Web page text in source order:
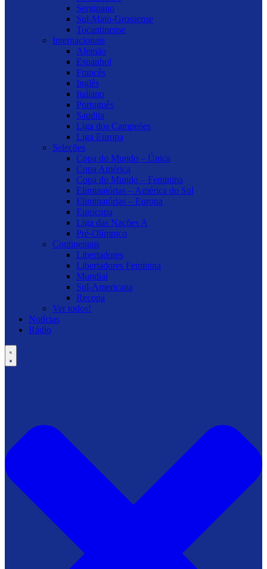
Sergipano
Sul-Mato-Grossense
Tocantinense
Internacionais
Alemão
Espanhol
Francês
Inglês
Italiano
Português
Saudita
Liga dos Campeões
Liga Europa
Seleções
Copa do Mundo – Única
Copa América
Copa do Mundo – Feminina
Eliminatórias – América do Sul
Eliminatórias – Europa
Eurocopa
Liga das Nações A
Pré-Olímpico
Continentais
Libertadores
Libertadores Feminina
Mundial
Sul-Americana
Recopa
Ver todos!
Notícias
Rádio